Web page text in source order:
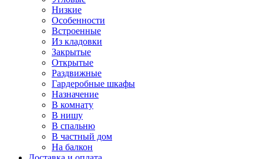
Низкие
Особенности
Встроенные
Из кладовки
Закрытые
Открытые
Раздвижные
Гардеробные шкафы
Назначение
В комнату
В нишу
В спальню
В частный дом
На балкон